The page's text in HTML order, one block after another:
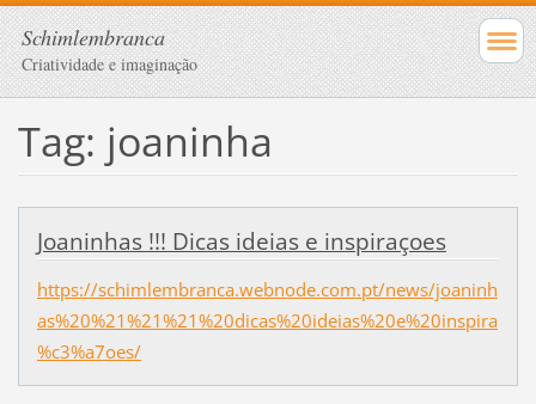
Schimlembranca
Criatividade e imaginação
Tag: joaninha
Joaninhas !!! Dicas ideias e inspiraçoes
https://schimlembranca.webnode.com.pt/news/joaninh
as%20%21%21%21%20dicas%20ideias%20e%20inspira
%c3%a7oes/